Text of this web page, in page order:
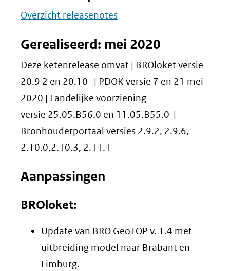
Overzicht releasenotes
Gerealiseerd: mei 2020
Deze ketenrelease omvat | BROloket versie
20.9 2 en 20.10 | PDOK versie 7 en 21 mei
2020 | Landelijke voorziening
versie 25.05.B56.0 en 11.05.B55.0 |
Bronhouderportaal versies 2.9.2, 2.9.6,
2.10.0,2.10.3, 2.11.1
Aanpassingen
BROloket:
Update van BRO GeoTOP v. 1.4 met
uitbreiding model naar Brabant en
Limburg.